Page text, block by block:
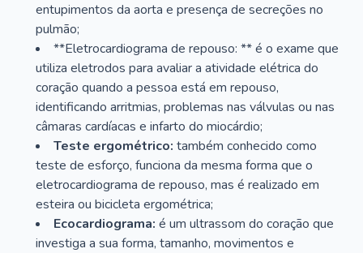
entupimentos da aorta e presença de secreções no
pulmão;
**Eletrocardiograma de repouso: ** é o exame que
utiliza eletrodos para avaliar a atividade elétrica do
coração quando a pessoa está em repouso,
identificando arritmias, problemas nas válvulas ou nas
câmaras cardíacas e infarto do miocárdio;
Teste ergométrico: também conhecido como
teste de esforço, funciona da mesma forma que o
eletrocardiograma de repouso, mas é realizado em
esteira ou bicicleta ergométrica;
Ecocardiograma: é um ultrassom do coração que
investiga a sua forma, tamanho, movimentos e